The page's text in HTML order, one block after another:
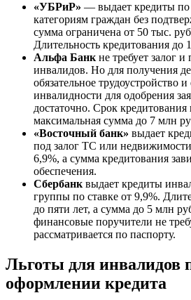
«УБРиР» — выдает кредиты по
категориям граждан без
сумма ограничена от 50 тыс.
Длительность кредитования до
Альфа Банк не требует залог и
инвалидов. Но для получения
обязательное трудоустройство
инвалидности для одобрения
достаточно. Срок кредитования
максимальная сумма до 7 млн
«Восточный банк» выдает
под залог ТС или
6,9%, а сумма кредитования
обеспечения.
Сбербанк выдает кредиты
группы по ставке от 9,9%.
до пяти лет, а сумма до 5 млн
финансовые поручители не
рассматривается по паспорту.
Льготы для инвалидов
оформлении кредита